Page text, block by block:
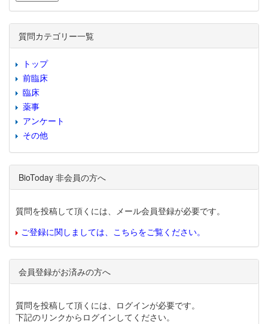
質問カテゴリー一覧
トップ
前臨床
臨床
薬事
アンケート
その他
BioToday 非会員の方へ
質問を投稿して頂くには、メール会員登録が必要です。
ご登録に関しましては、こちらをご覧ください。
会員登録がお済みの方へ
質問を投稿して頂くには、ログインが必要です。
下記のリンクからログインしてください。